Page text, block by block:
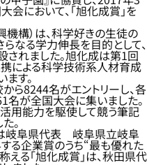
において、「旭化成賞」を
機構）は、科学好きの生徒の
なる学力伸長を目的として、
されました。旭化成は第1回
携による科学技術系人材育成
す。
ら8244名がエントリーし、各
が全国大会に集いました。
用能力を駆使して競う筆記
。
は岐阜県代表 岐阜県立岐阜
る企業賞のうち“最も優れた
る「旭化成賞」は、秋田県代